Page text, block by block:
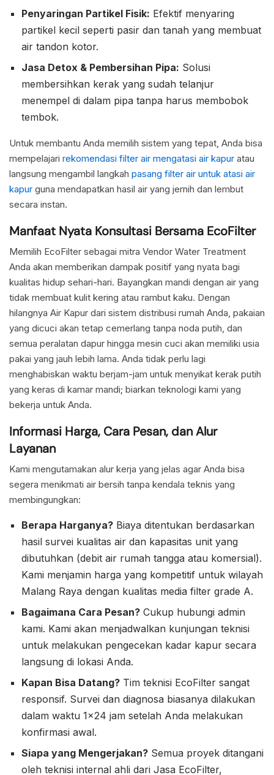
Penyaringan Partikel Fisik: Efektif menyaring
partikel kecil seperti pasir dan tanah yang membuat
air tandon kotor.
Jasa Detox & Pembersihan Pipa: Solusi
membersihkan kerak yang sudah telanjur
menempel di dalam pipa tanpa harus membobok
tembok.
Untuk membantu Anda memilih sistem yang tepat, Anda bisa
mempelajari rekomendasi filter air mengatasi air kapur atau
langsung mengambil langkah pasang filter air untuk atasi air
kapur guna mendapatkan hasil air yang jernih dan lembut
secara instan.
Manfaat Nyata Konsultasi Bersama EcoFilter
Memilih EcoFilter sebagai mitra Vendor Water Treatment
Anda akan memberikan dampak positif yang nyata bagi
kualitas hidup sehari-hari. Bayangkan mandi dengan air yang
tidak membuat kulit kering atau rambut kaku. Dengan
hilangnya Air Kapur dari sistem distribusi rumah Anda, pakaian
yang dicuci akan tetap cemerlang tanpa noda putih, dan
semua peralatan dapur hingga mesin cuci akan memiliki usia
pakai yang jauh lebih lama. Anda tidak perlu lagi
menghabiskan waktu berjam-jam untuk menyikat kerak putih
yang keras di kamar mandi; biarkan teknologi kami yang
bekerja untuk Anda.
Informasi Harga, Cara Pesan, dan Alur
Layanan
Kami mengutamakan alur kerja yang jelas agar Anda bisa
segera menikmati air bersih tanpa kendala teknis yang
membingungkan:
Berapa Harganya? Biaya ditentukan berdasarkan
hasil survei kualitas air dan kapasitas unit yang
dibutuhkan (debit air rumah tangga atau komersial).
Kami menjamin harga yang kompetitif untuk wilayah
Malang Raya dengan kualitas media filter grade A.
Bagaimana Cara Pesan? Cukup hubungi admin
kami. Kami akan menjadwalkan kunjungan teknisi
untuk melakukan pengecekan kadar kapur secara
langsung di lokasi Anda.
Kapan Bisa Datang? Tim teknisi EcoFilter sangat
responsif. Survei dan diagnosa biasanya dilakukan
dalam waktu 1×24 jam setelah Anda melakukan
konfirmasi awal.
Siapa yang Mengerjakan? Semua proyek ditangani
oleh teknisi internal ahli dari Jasa EcoFilter,